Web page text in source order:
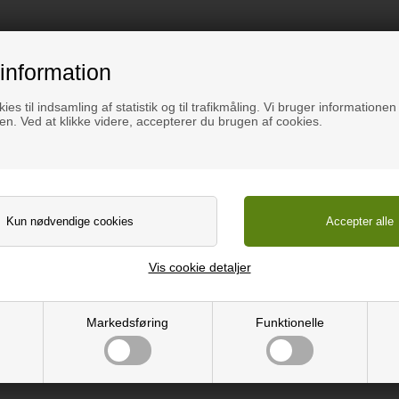
til indsamling af statistik og til trafikmåling. Vi bruger
Ved at klikke videre, accepterer du brugen af cookies.
Markedsføring Funktionelle
Vis cookie detaljer
super lækre farvede bokse, så du laver din helt egen unikke
fra alle sider. Kan sagtens klare den høje fugtighed i
skrue op. Spænd ikke skruen for hårdt, og vælg en skrue der